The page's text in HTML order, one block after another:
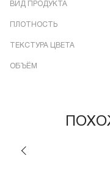
ВИД ПРОДУКТА
ПЛОТНОСТЬ
ТЕКСТУРА ЦВЕТА
ОБЪЁМ